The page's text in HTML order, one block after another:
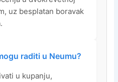
uz besplatan boravak
raditi u Neumu?
u kupanju,